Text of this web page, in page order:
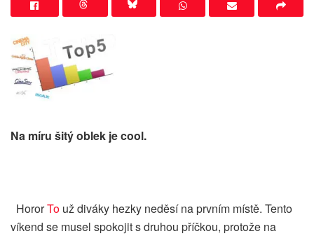
Na míru šitý oblek je cool.
HororTo už diváky hezky neděsí na prvním místě. Tento
víkend se musel spokojit s druhou příčkou, protože na